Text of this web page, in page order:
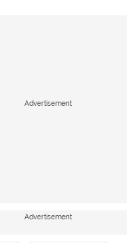
Advertisement
Advertisement